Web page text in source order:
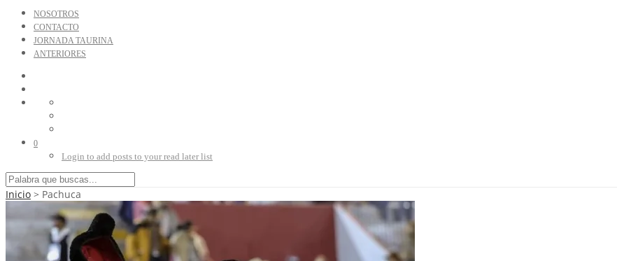
NOSOTROS
CONTACTO
JORNADA TAURINA
ANTERIORES
0
Login to add posts to your read later list
Inicio > Pachuca